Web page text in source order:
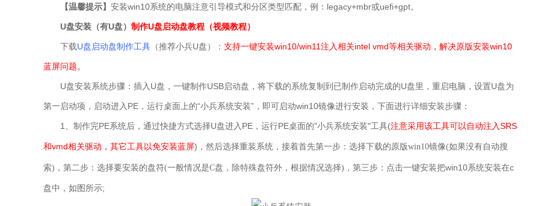
【温馨提示】 安装win10系统的电脑注意引导模式和分区类型匹配，例：legacy+mbr或uefi+gpt。
U盘安装（有U盘） 制作U盘启动盘教程（视频教程）
下载U盘启动盘制作工具 （推荐小兵U盘）： 支持一键安装win10/win11注入相关intel vmd等相关驱动，解决原版安装win10
蓝屏问题。
U盘安装系统步骤：插入U盘，一键制作USB启动盘，将下载的系统复制到已制作启动完成的U盘里，重启电脑，设置U盘为
第一启动项，启动进入PE，运行桌面上的“小兵系统安装”， 即可启动win10镜像进行安装 ，下面进行详细安装步骤：
1、制作完PE系统后，通过快捷方式选择U盘进入PE ， 运行PE桌面的"小兵系统安装"工具(注意采用该工具可以自动注入SRS
和vmd相关驱动，其它工具以免安装蓝屏)，然后选择重装系统，接着首先第一步：选择下载的原版win10镜像(如果没有自动搜
索)，第二步：选择要安装的盘符(一般情况是C盘，除特殊盘符外，根据情况选择) ，第三步：点击一键安装把win10系统安装在c
盘中，如图所示;